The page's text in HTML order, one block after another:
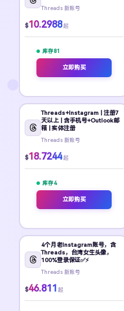
Threads 新账号
$10.2988 起
库存 81
立即购买
Threads+Instagram | 注册7
天以上 | 含手机号+Outlook邮
箱 | 实体注册
Threads 新账号
$18.7244 起
库存 4
立即购买
4个月老Instagram账号，含
Threads，台湾女生头像，
100%登录保证✅⚡
Threads 新账号
$46.811 起